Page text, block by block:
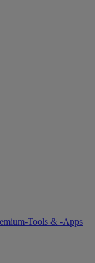
Tools & -Apps